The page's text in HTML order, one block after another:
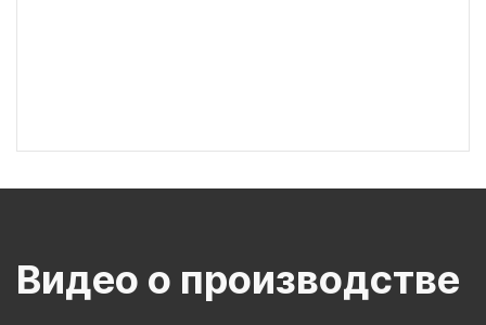
Видео о производстве